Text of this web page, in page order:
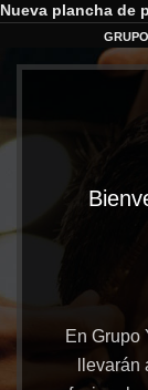
Nueva plancha de
En Grupo